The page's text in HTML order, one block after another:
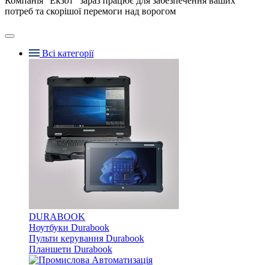
потреб та скорішої перемоги над ворогом
Всі категорії
DURABOOK
Ноутбуки Durabook
Пульти керування Durabook
Планшети Durabook